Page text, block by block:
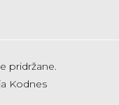
pridržane.
Kodnes